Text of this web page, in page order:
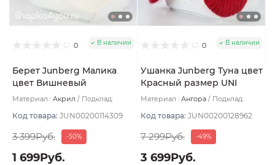
0 В наличии
Берет Junberg Малика
цвет Вишневый
Материал : Акрил
Подклад:
Код товара: JUN00200114309
3 399Руб. -50%
1 699Руб.
0 В наличии
Ушанка Junberg Туна цвет
Красный размер UNI
Материал : Ангора
Подклад:
Код товара: JUN00200128962
7 299Руб. -49%
3 699Руб.